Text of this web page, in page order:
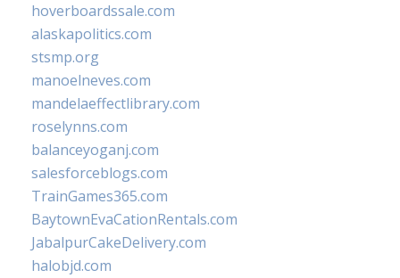
hoverboardssale.com
alaskapolitics.com
stsmp.org
manoelneves.com
mandelaeffectlibrary.com
roselynns.com
balanceyoganj.com
salesforceblogs.com
TrainGames365.com
BaytownEvaCationRentals.com
JabalpurCakeDelivery.com
halobjd.com